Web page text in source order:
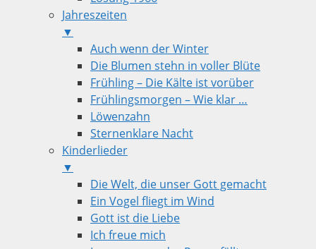
Jahreszeiten
▼
Auch wenn der Winter
Die Blumen stehn in voller Blüte
Frühling – Die Kälte ist vorüber
Frühlingsmorgen – Wie klar …
Löwenzahn
Sternenklare Nacht
Kinderlieder
▼
Die Welt, die unser Gott gemacht
Ein Vogel fliegt im Wind
Gott ist die Liebe
Ich freue mich